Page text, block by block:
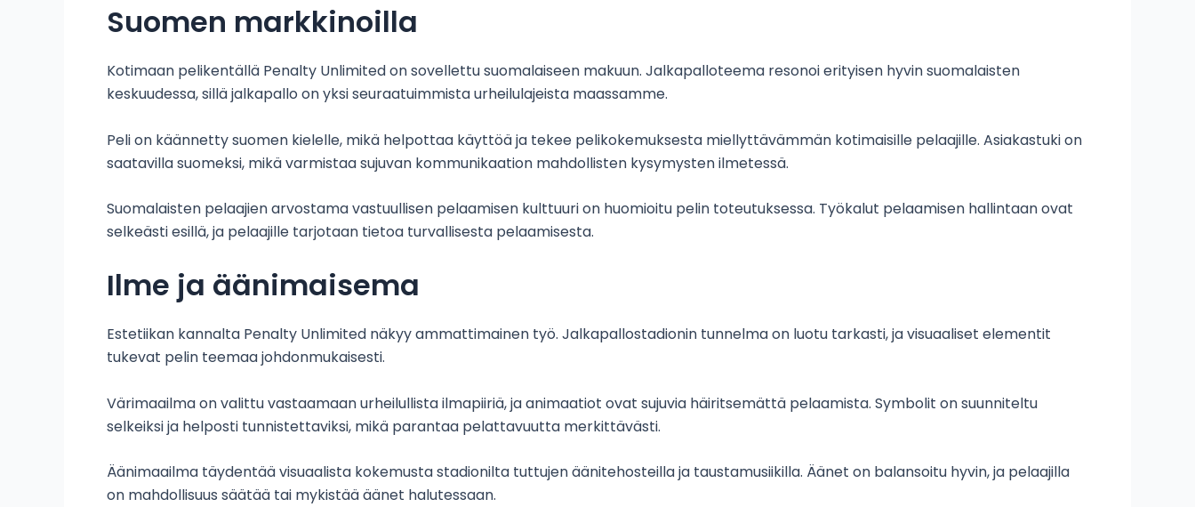
Suomen markkinoilla
Kotimaan pelikentällä Penalty Unlimited on sovellettu suomalaiseen makuun. Jalkapalloteema resonoi erityisen hyvin suomalaisten
keskuudessa, sillä jalkapallo on yksi seuraatuimmista urheilulajeista maassamme.
Peli on käännetty suomen kielelle, mikä helpottaa käyttöä ja tekee pelikokemuksesta miellyttävämmän kotimaisille pelaajille. Asiakastuki on
saatavilla suomeksi, mikä varmistaa sujuvan kommunikaation mahdollisten kysymysten ilmetessä.
Suomalaisten pelaajien arvostama vastuullisen pelaamisen kulttuuri on huomioitu pelin toteutuksessa. Työkalut pelaamisen hallintaan ovat
selkeästi esillä, ja pelaajille tarjotaan tietoa turvallisesta pelaamisesta.
Ilme ja äänimaisema
Estetiikan kannalta Penalty Unlimited näkyy ammattimainen työ. Jalkapallostadionin tunnelma on luotu tarkasti, ja visuaaliset elementit
tukevat pelin teemaa johdonmukaisesti.
Värimaailma on valittu vastaamaan urheilullista ilmapiiriä, ja animaatiot ovat sujuvia häiritsemättä pelaamista. Symbolit on suunniteltu
selkeiksi ja helposti tunnistettaviksi, mikä parantaa pelattavuutta merkittävästi.
Äänimaailma täydentää visuaalista kokemusta stadionilta tuttujen äänitehosteilla ja taustamusiikilla. Äänet on balansoitu hyvin, ja pelaajilla
on mahdollisuus säätää tai mykistää äänet halutessaan.